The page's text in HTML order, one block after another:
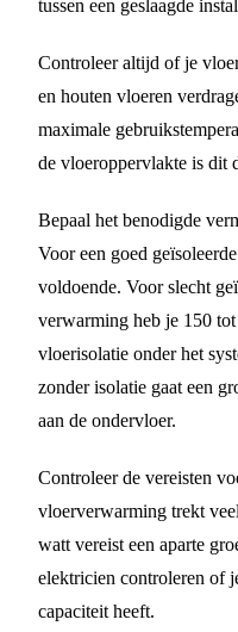
tussen een geslaagde
Controleer altijd of je
en houten vloeren
maximale
de vloeroppervlakte is dit
Bepaal het benodigde
Voor een goed
voldoende. Voor slecht
verwarming heb je 150
vloerisolatie onder het
zonder isolatie gaat een
aan de ondervloer.
Controleer de vereisten
vloerverwarming trekt
watt vereist een aparte
elektricien controleren of
capaciteit heeft.